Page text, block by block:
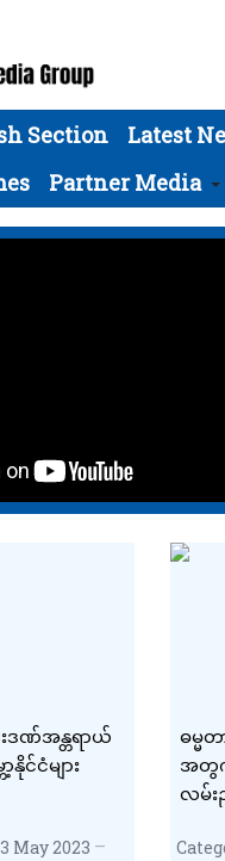
Section Latest
Partner Media
ဒဏ်အန္တရာယ်
င်ငံများ
May 2023
ဓမ္မ
အတွက်
လမ်း